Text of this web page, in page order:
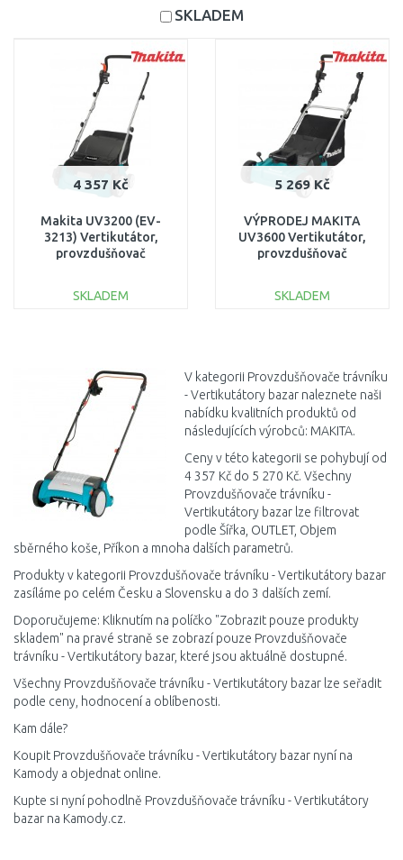
SKLADEM
4 357 Kč
Makita UV3200 (EV-
3213) Vertikutátor,
provzdušňovač
SKLADEM
5 269 Kč
VÝPRODEJ MAKITA
UV3600 Vertikutátor,
provzdušňovač
SKLADEM
V kategorii Provzdušňovače trávníku
- Vertikutátory bazar naleznete naši
nabídku kvalitních produktů od
následujících výrobců: MAKITA.
Ceny v této kategorii se pohybují od
4 357 Kč do 5 270 Kč. Všechny
Provzdušňovače trávníku -
Vertikutátory bazar lze filtrovat
podle Šířka, OUTLET, Objem
sběrného koše, Příkon a mnoha dalších parametrů.
Produkty v kategorii Provzdušňovače trávníku - Vertikutátory bazar
zasíláme po celém Česku a Slovensku a do 3 dalších zemí.
Doporučujeme: Kliknutím na políčko "Zobrazit pouze produkty
skladem" na pravé straně se zobrazí pouze Provzdušňovače
trávníku - Vertikutátory bazar, které jsou aktuálně dostupné.
Všechny Provzdušňovače trávníku - Vertikutátory bazar lze seřadit
podle ceny, hodnocení a oblíbenosti.
Kam dále?
Koupit Provzdušňovače trávníku - Vertikutátory bazar nyní na
Kamody a objednat online.
Kupte si nyní pohodlně Provzdušňovače trávníku - Vertikutátory
bazar na Kamody.cz.